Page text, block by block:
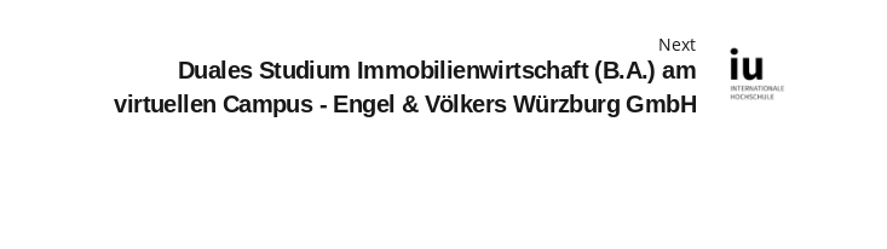
Next
Duales Studium Immobilienwirtschaft (B.A.) am
virtuellen Campus - Engel & Völkers Würzburg GmbH